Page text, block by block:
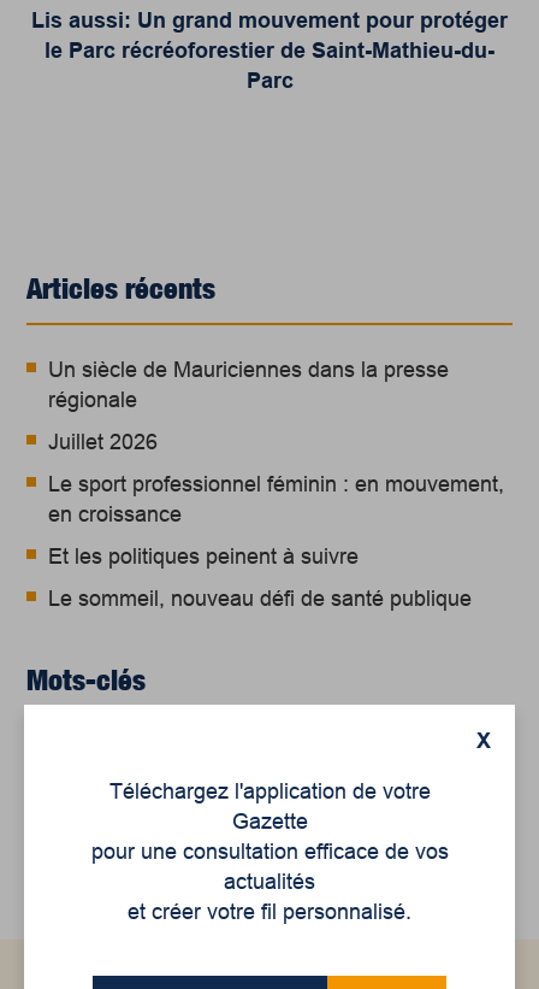
Lis aussi: Un grand mouvement pour protéger
le Parc récréoforestier de Saint-Mathieu-du-
Parc
Articles récents
Un siècle de Mauriciennes dans la presse
régionale
Juillet 2026
Le sport professionnel féminin : en mouvement,
en croissance
Et les politiques peinent à suivre
Le sommeil, nouveau défi de santé publique
Mots-clés
X
Téléchargez l'application de votre
Gazette
pour une consultation efficace de vos
actualités
et créer votre fil personnalisé.